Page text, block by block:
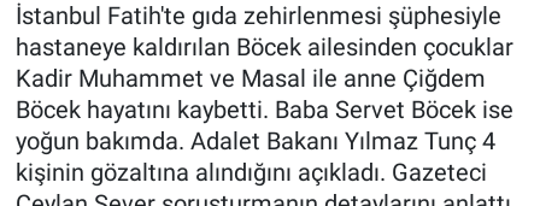
İstanbul Fatih'te gıda zehirlenmesi şüphesiyle
hastaneye kaldırılan Böcek ailesinden çocuklar
Kadir Muhammet ve Masal ile anne Çiğdem
Böcek hayatını kaybetti. Baba Servet Böcek ise
yoğun bakımda. Adalet Bakanı Yılmaz Tunç 4
kişinin gözaltına alındığını açıkladı. Gazeteci